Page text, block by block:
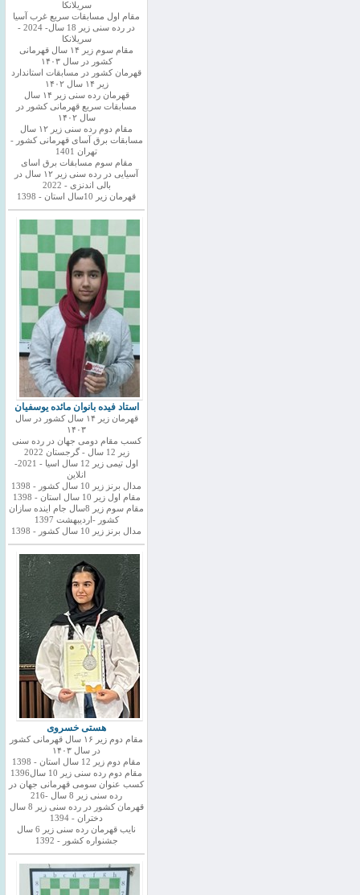
سریلانکا
مقام اول مسابقات سریع غرب آسیا
در رده سنی زیر 18 سال- 2024 -
سریلانکا
مقام سوم زیر ۱۴ سال قهرمانی
کشور در سال ۱۴۰۳
قهرمان کشور در مسابقات استاندارد
زیر ۱۴ سال ۱۴۰۲
قهرمان رده سنی زیر ۱۴ سال
مسابقات سریع قهرمانی کشور در
سال ۱۴۰۲
مقام دوم رده سنی زیر ۱۲ سال
مسابقات برق آسای قهرمانی کشور -
تهران 1401
مقام سوم مسابقات برق اسای
آسیایی در رده سنی زیر ۱۲ سال در
بالی اندنزی - 2022
قهرمان زیر 10سال استان - 1398
استاد فیده بانوان مائده یوسفیان
قهرمان زیر ۱۴ سال کشور در سال
۱۴۰۳
کسب مقام دومی جهان در رده سنی
زیر 12 سال - گرجستان 2022
اول تیمی زیر 12 سال اسیا - 2021-
انلاین
مدال برنز زیر 10 سال کشور - 1398
مقام اول زیر 10 سال استان - 1398
مقام سوم زیر 8سال جام اینده سازان
کشور -اردیبهشت 1397
مدال برنز زیر 10 سال کشور - 1398
هستی خسروی
مقام دوم زیر ۱۶ سال قهرمانی کشور
در سال ۱۴۰۳
مقام دوم زیر 12 سال استان - 1398
مقام دوم رده سنی زیر 10 سال1396
کسب عنوان سومی قهرمانی جهان در
رده سنی زیر 8 سال -216
قهرمان کشور در رده سنی زیر 8 سال
دختران - 1394
نایب قهرمان رده سنی زیر 6 سال
جشنواره کشور - 1392